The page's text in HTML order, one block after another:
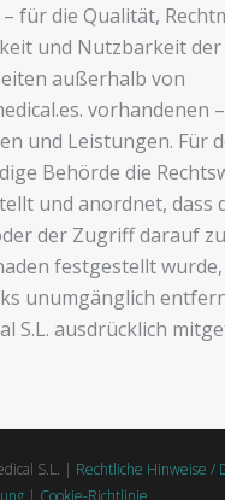
– für die Qualität,
und Nutzbarkeit der
außerhalb von
vorhandenen
und Leistungen. Für
Behörde die
und anordnet, dass
der Zugriff darauf
festgestellt
unumgänglich
S.L. ausdrücklich
S.L. | Rechtliche Hinweise /
| Cookie-Richtlinie